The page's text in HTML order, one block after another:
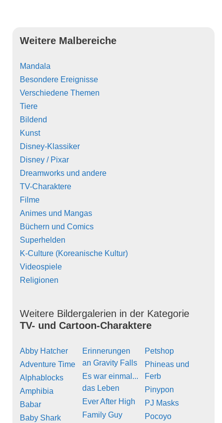
Weitere Malbereiche
Mandala
Besondere Ereignisse
Verschiedene Themen
Tiere
Bildend
Kunst
Disney-Klassiker
Disney / Pixar
Dreamworks und andere
TV-Charaktere
Filme
Animes und Mangas
Büchern und Comics
Superhelden
K-Culture (Koreanische Kultur)
Videospiele
Religionen
Weitere Bildergalerien in der Kategorie
TV- und Cartoon-Charaktere
Abby Hatcher
Adventure Time
Alphablocks
Amphibia
Babar
Baby Shark
Erinnerungen
an Gravity Falls
Es war einmal...
das Leben
Ever After High
Family Guy
Petshop
Phineas und
Ferb
Pinypon
PJ Masks
Pocoyo